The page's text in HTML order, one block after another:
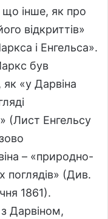
що інше, як про
відкриттів»
і Енгельса».
був
«у Дарвіна
(Лист Енгельсу
– «природно-
поглядів» (Див.
1861).
Дарвіном,